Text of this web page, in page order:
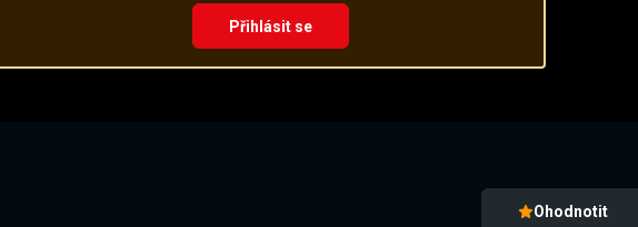
Přihlásit se
Ohodnotit